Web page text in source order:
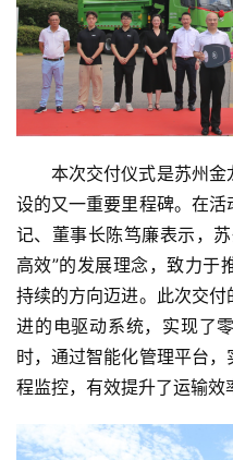
本次交付仪式是苏州
设的又一重要里程碑。在
记、董事长陈笃廉表示，
高效”的发展理念，致力于
持续的方向迈进。此次交
进的电驱动系统，实现了
时，通过智能化管理平台
程监控，有效提升了运输效